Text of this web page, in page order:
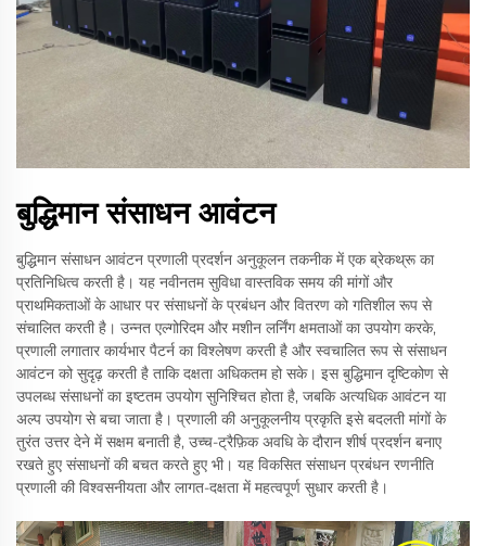
बुद्धिमान संसाधन आवंटन
बुद्धिमान संसाधन आवंटन प्रणाली प्रदर्शन अनुकूलन तकनीक में एक ब्रेकथ्रू का
प्रतिनिधित्व करती है। यह नवीनतम सुविधा वास्तविक समय की मांगों और
प्राथमिकताओं के आधार पर संसाधनों के प्रबंधन और वितरण को गतिशील रूप से
संचालित करती है। उन्नत एल्गोरिदम और मशीन लर्निंग क्षमताओं का उपयोग करके,
प्रणाली लगातार कार्यभार पैटर्न का विश्लेषण करती है और स्वचालित रूप से संसाधन
आवंटन को सुदृढ़ करती है ताकि दक्षता अधिकतम हो सके। इस बुद्धिमान दृष्टिकोण से
उपलब्ध संसाधनों का इष्टतम उपयोग सुनिश्चित होता है, जबकि अत्यधिक आवंटन या
अल्प उपयोग से बचा जाता है। प्रणाली की अनुकूलनीय प्रकृति इसे बदलती मांगों के
तुरंत उत्तर देने में सक्षम बनाती है, उच्च-ट्रैफ़िक अवधि के दौरान शीर्ष प्रदर्शन बनाए
रखते हुए संसाधनों की बचत करते हुए भी। यह विकसित संसाधन प्रबंधन रणनीति
प्रणाली की विश्वसनीयता और लागत-दक्षता में महत्वपूर्ण सुधार करती है।